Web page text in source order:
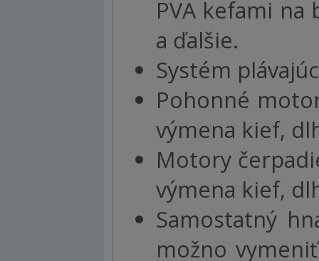
PVA kefami
a ďalšie.
Systém
Pohonné
výmena kief,
Motory
výmena kief,
Samostatný
možno